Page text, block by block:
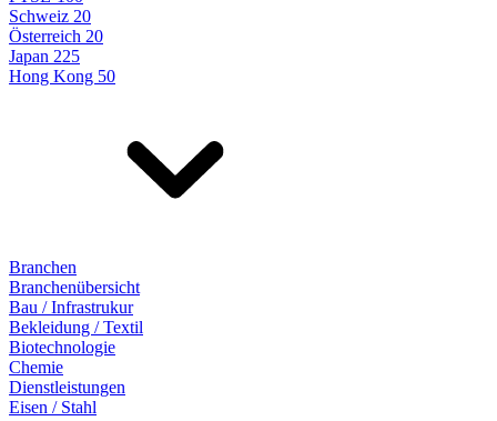
Schweiz 20
Österreich 20
Japan 225
Hong Kong 50
Branchen
Branchenübersicht
Bau / Infrastrukur
Bekleidung / Textil
Biotechnologie
Chemie
Dienstleistungen
Eisen / Stahl